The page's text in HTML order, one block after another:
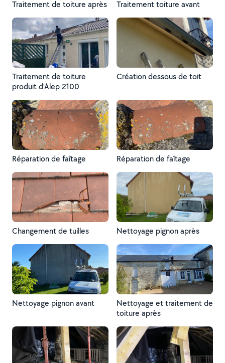
Traitement de toiture après Traitement toiture avant
Traitement de toiture
produit d’Alep 2100
Création dessous de toit
Réparation de faîtage Réparation de faîtage
Changement de tuilles Nettoyage pignon après
Nettoyage pignon avant
Nettoyage et traitement de
toiture après